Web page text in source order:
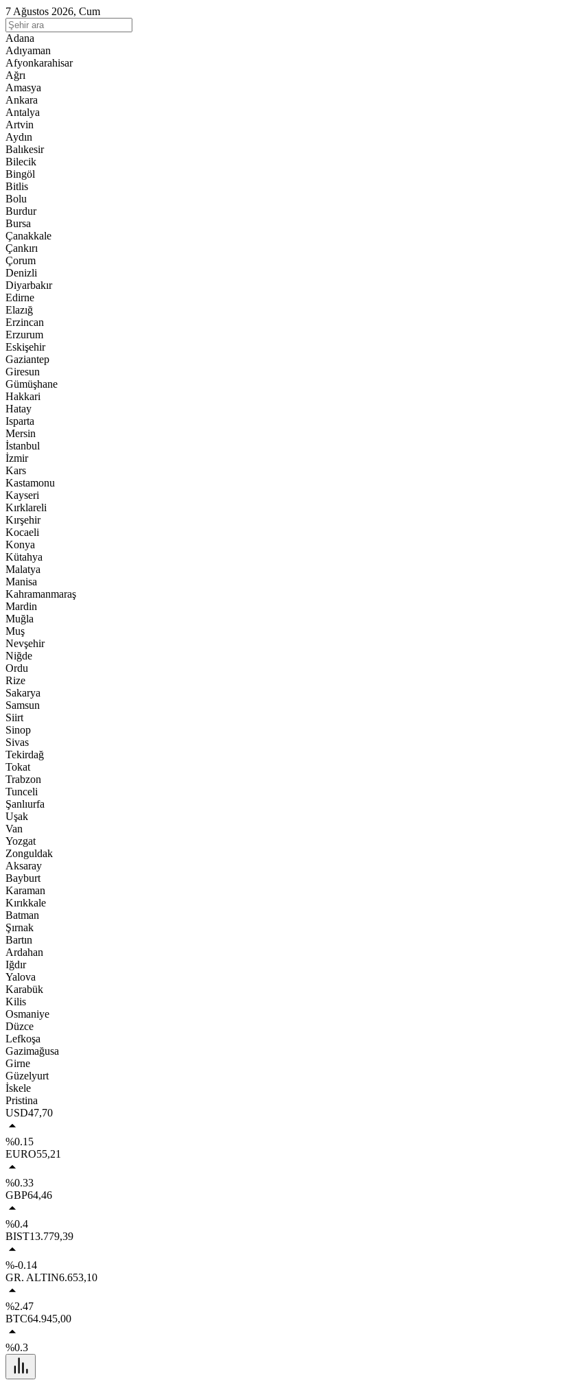
7 Ağustos 2026, Cum
Adana
Adıyaman
Afyonkarahisar
Ağrı
Amasya
Ankara
Antalya
Artvin
Aydın
Balıkesir
Bilecik
Bingöl
Bitlis
Bolu
Burdur
Bursa
Çanakkale
Çankırı
Çorum
Denizli
Diyarbakır
Edirne
Elazığ
Erzincan
Erzurum
Eskişehir
Gaziantep
Giresun
Gümüşhane
Hakkari
Hatay
Isparta
Mersin
İstanbul
İzmir
Kars
Kastamonu
Kayseri
Kırklareli
Kırşehir
Kocaeli
Konya
Kütahya
Malatya
Manisa
Kahramanmaraş
Mardin
Muğla
Muş
Nevşehir
Niğde
Ordu
Rize
Sakarya
Samsun
Siirt
Sinop
Sivas
Tekirdağ
Tokat
Trabzon
Tunceli
Şanlıurfa
Uşak
Van
Yozgat
Zonguldak
Aksaray
Bayburt
Karaman
Kırıkkale
Batman
Şırnak
Bartın
Ardahan
Iğdır
Yalova
Karabük
Kilis
Osmaniye
Düzce
Lefkoşa
Gazimağusa
Girne
Güzelyurt
İskele
Pristina
USD47,70
%0.15
EURO55,21
%0.33
GBP64,46
%0.4
BIST13.779,39
%-0.14
GR. ALTIN6.653,10
%2.47
BTC64.945,00
%0.3